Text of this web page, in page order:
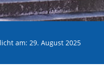
am: 29. August 2025